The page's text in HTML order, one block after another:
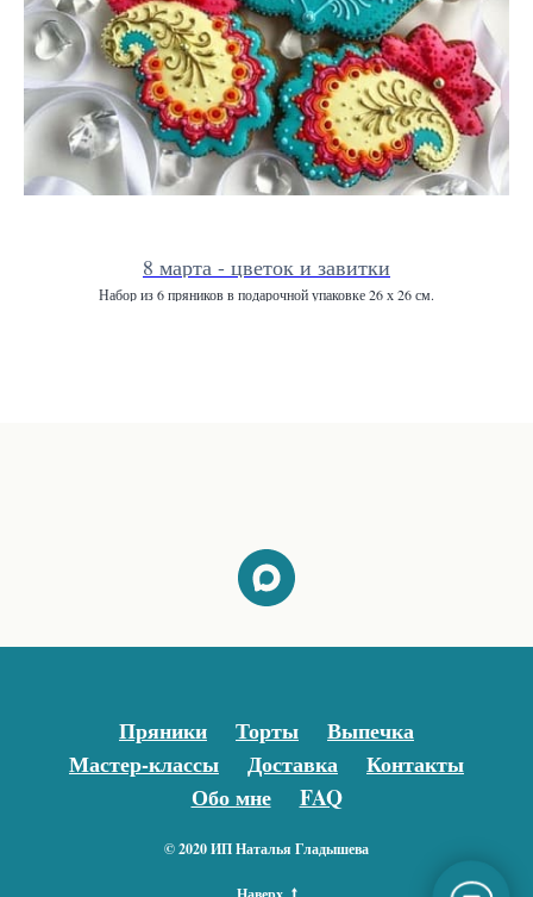
8 марта - цветок и завитки
Набор из 6 пряников в подарочной упаковке 26 х 26 см.
Пряники Торты
Выпечка
Мастер-классы
Доставка
Контакты
Обо мне
FAQ
© 2020 ИП Наталья Гладышева